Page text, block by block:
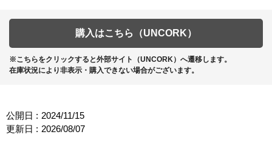
購入はこちら（UNCORK）
※こちらをクリックすると外部サイト（UNCORK）へ遷移します。
在庫状況により非表示・購入できない場合がございます。
公開日 : 2024/11/15
更新日 : 2026/08/07